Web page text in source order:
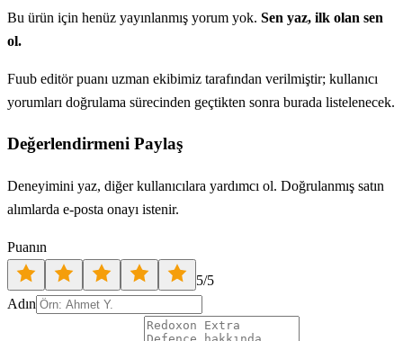
Bu ürün için henüz yayınlanmış yorum yok. Sen yaz, ilk olan sen
ol.
Fuub editör puanı uzman ekibimiz tarafından verilmiştir; kullanıcı
yorumları doğrulama sürecinden geçtikten sonra burada listelenecek.
Değerlendirmeni Paylaş
Deneyimini yaz, diğer kullanıcılara yardımcı ol. Doğrulanmış satın
alımlarda e-posta onayı istenir.
Puanın
5/5
Adın